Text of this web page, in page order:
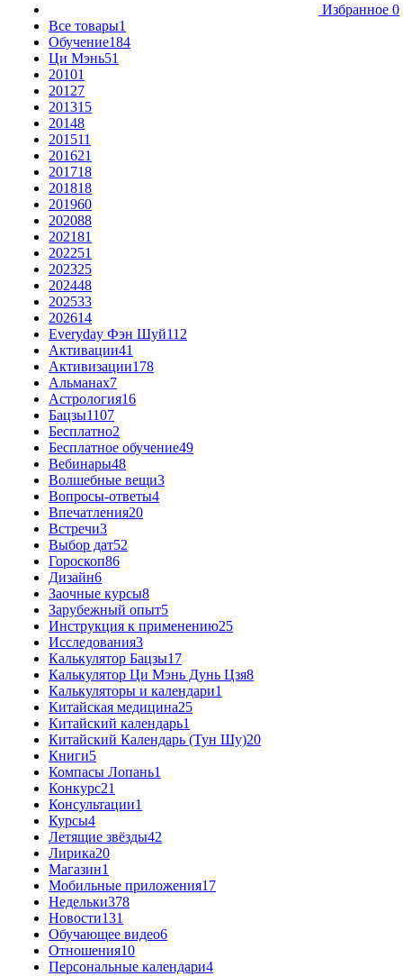
Избранное 0
Все товары1
Обучение184
Ци Мэнь51
20101
20127
201315
20148
201511
201621
201718
201818
201960
202088
202181
202251
202325
202448
202533
202614
Everyday Фэн Шуй112
Активации41
Активизации178
Альманах7
Астрология16
Бацзы1107
Бесплатно2
Бесплатное обучение49
Вебинары48
Волшебные вещи3
Вопросы-ответы4
Впечатления20
Встречи3
Выбор дат52
Гороскоп86
Дизайн6
Заочные курсы8
Зарубежный опыт5
Инструкция к применению25
Исследования3
Калькулятор Бацзы17
Калькулятор Ци Мэнь Дунь Цзя8
Калькуляторы и календари1
Китайская медицина25
Китайский календарь1
Китайский Календарь (Тун Шу)20
Книги5
Компасы Лопань1
Конкурс21
Консультации1
Курсы4
Летящие звёзды42
Лирика20
Магазин1
Мобильные приложения17
Недельки378
Новости131
Обучающее видео6
Отношения10
Персональные календари4